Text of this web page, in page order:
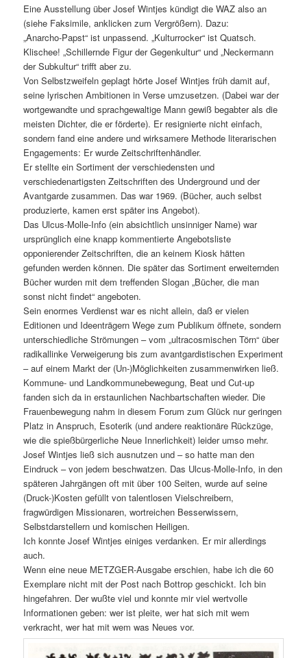
Eine Ausstellung über Josef Wintjes kündigt die WAZ also an
(siehe Faksimile, anklicken zum Vergrößern). Dazu:
„Anarcho-Papst“ ist unpassend. „Kulturrocker“ ist Quatsch.
Klischee! „Schillernde Figur der Gegenkultur“ und „Neckermann
der Subkultur“ trifft aber zu.
Von Selbstzweifeln geplagt hörte Josef Wintjes früh damit auf,
seine lyrischen Ambitionen in Verse umzusetzen. (Dabei war der
wortgewandte und sprachgewaltige Mann gewiß begabter als die
meisten Dichter, die er förderte). Er resignierte nicht einfach,
sondern fand eine andere und wirksamere Methode literarischen
Engagements: Er wurde Zeitschriftenhändler.
Er stellte ein Sortiment der verschiedensten und
verschiedenartigsten Zeitschriften des Underground und der
Avantgarde zusammen. Das war 1969. (Bücher, auch selbst
produzierte, kamen erst später ins Angebot).
Das Ulcus-Molle-Info (ein absichtlich unsinniger Name) war
ursprünglich eine knapp kommentierte Angebotsliste
opponierender Zeitschriften, die an keinem Kiosk hätten
gefunden werden können. Die später das Sortiment erweiternden
Bücher wurden mit dem treffenden Slogan „Bücher, die man
sonst nicht findet“ angeboten.
Sein enormes Verdienst war es nicht allein, daß er vielen
Editionen und Ideenträgern Wege zum Publikum öffnete, sondern
unterschiedliche Strömungen – vom „ultracosmischen Törn“ über
radikallinke Verweigerung bis zum avantgardistischen Experiment
– auf einem Markt der (Un-)Möglichkeiten zusammenwirken ließ.
Kommune- und Landkommunebewegung, Beat und Cut-up
fanden sich da in erstaunlichen Nachbartschaften wieder. Die
Frauenbewegung nahm in diesem Forum zum Glück nur geringen
Platz in Anspruch, Esoterik (und andere reaktionäre Rückzüge,
wie die spießbürgerliche Neue Innerlichkeit) leider umso mehr.
Josef Wintjes ließ sich ausnutzen und – so hatte man den
Eindruck – von jedem beschwatzen. Das Ulcus-Molle-Info, in den
späteren Jahrgängen oft mit über 100 Seiten, wurde auf seine
(Druck-)Kosten gefüllt von talentlosen Vielschreibern,
fragwürdigen Missionaren, wortreichen Besserwissern,
Selbstdarstellern und komischen Heiligen.
Ich konnte Josef Wintjes einiges verdanken. Er mir allerdings
auch.
Wenn eine neue METZGER-Ausgabe erschien, habe ich die 60
Exemplare nicht mit der Post nach Bottrop geschickt. Ich bin
hingefahren. Der wußte viel und konnte mir viel wertvolle
Informationen geben: wer ist pleite, wer hat sich mit wem
verkracht, wer hat mit wem was Neues vor.